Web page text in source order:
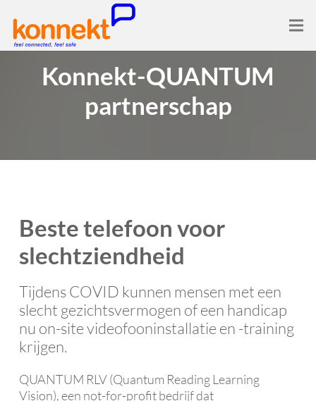
Konnekt-QUANTUM
partnerschap
Beste telefoon voor
slechtziendheid
Tijdens COVID kunnen mensen met een
slecht gezichtsvermogen of een handicap
nu on-site videofooninstallatie en -training
krijgen.
QUANTUM RLV (Quantum Reading Learning
Vision), een not-for-profit bedrijf dat